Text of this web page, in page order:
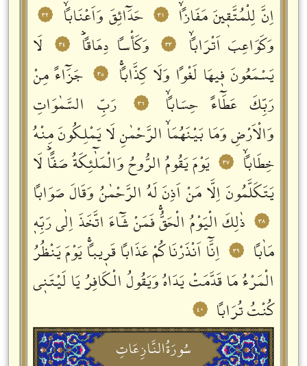
اِنَّ لِلْمُتَّقٖينَ مَفَازاًۙ ٣١ حَدَٓائِقَ وَاَعْنَاباًۙ ٣٢
وَكَوَاعِبَ اَتْرَاباًۙ ٣٣ وَكَأْساً دِهَاقاًؕ ٣٤
لَا
يَسْمَعُونَ فٖيهَا لَغْواً وَلَا كِذَّاباًۚ
٣٥
جَزَٓاءً مِنْ
رَبِّكَ عَطَٓاءً حِسَاباًۙ
٣٦
رَبِّ السَّمٰوَاتِ
وَالْاَرْضِ وَمَا بَيْنَهُمَاۙ الرَّحْمٰنِ لَا يَمْلِكُونَ مِنْهُ
خِطَاباًۙ
٣٧
يَوْمَ يَقُومُ الرُّوحُ وَالْمَلٰٓئِكَةُ صَفاًّؕ لَا
يَتَكَلَّمُونَ اِلَّا مَنْ اَذِنَ لَهُ الرَّحْمٰنُ وَقَالَ صَوَاباً
٣٨
ذٰلِكَ الْيَوْمُ الْحَقُّۚ فَمَنْ شَٓاءَ اتَّخَذَ اِلٰى رَبِّهٖ
مَاٰباً
٣٩
اِنَّٓا اَنْذَرْنَاكُمْ عَذَاباً قَرٖيباًۚ يَوْمَ يَنْظُرُ
الْمَرْءُ مَا قَدَّمَتْ يَدَاهُ وَيَقُولُ الْكَافِرُ يَا لَيْتَنٖي
كُنْتُ تُرَاباً
٤٠
سُورَةُالنَّازِعَاتِ